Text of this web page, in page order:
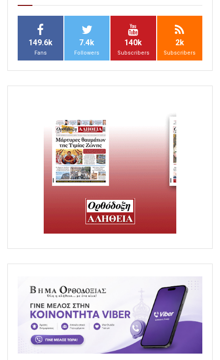
149.6k
Fans
7.4k
Followers
140k
Subscribers
2k
Subscribers